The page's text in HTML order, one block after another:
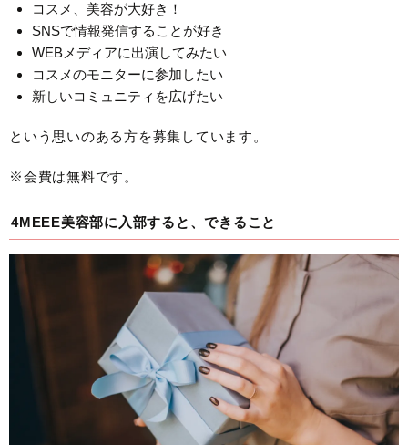
コスメ、美容が大好き！
SNSで情報発信することが好き
WEBメディアに出演してみたい
コスメのモニターに参加したい
新しいコミュニティを広げたい
という思いのある方を募集しています。
※会費は無料です。
4MEEE美容部に入部すると、できること